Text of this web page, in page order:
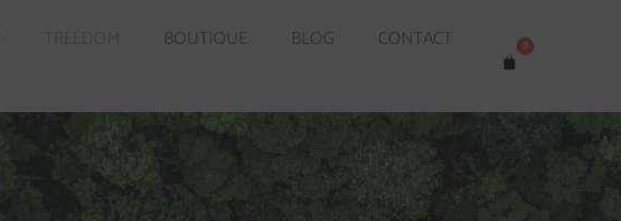
TREEDOM BOUTIQUE BLOG CONTACT 0